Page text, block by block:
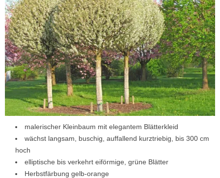
malerischer Kleinbaum mit elegantem Blätterkleid
wächst langsam, buschig, auffallend kurztriebig, bis 300 cm
hoch
elliptische bis verkehrt eiförmige, grüne Blätter
Herbstfärbung gelb-orange